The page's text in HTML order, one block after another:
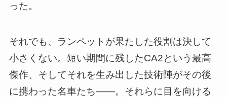
った。
それでも、ランペットが果たした役割は決して
小さくない。短い期間に残したCA2という最高
傑作、そしてそれを生み出した技術陣がその後
に携わった名車たち――。それらに目を向ける